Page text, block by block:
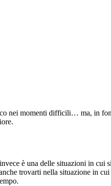
nei momenti difficili… ma, in
è una delle situazioni in cui
trovarti nella situazione in